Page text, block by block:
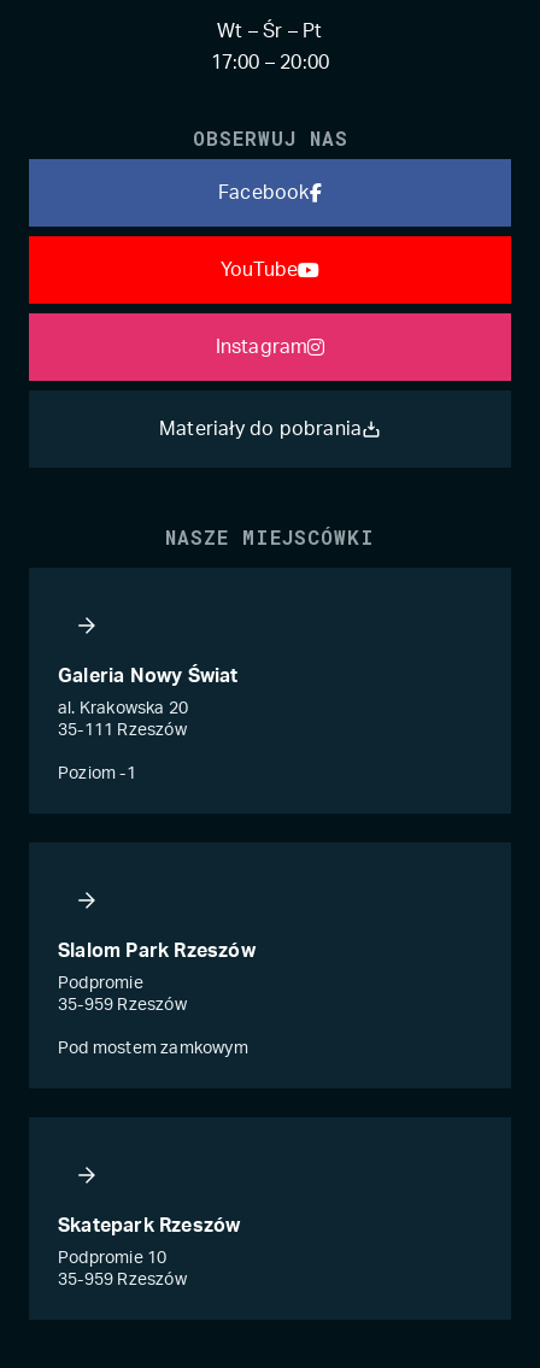
Wt – Śr – Pt
17:00 – 20:00
OBSERWUJ NAS
Facebook
YouTube
Instagram
Materiały do pobrania
NASZE MIEJSCÓWKI
Galeria Nowy Świat
al. Krakowska 20
35-111 Rzeszów
Poziom -1
Slalom Park Rzeszów
Podpromie
35-959 Rzeszów
Pod mostem zamkowym
Skatepark Rzeszów
Podpromie 10
35-959 Rzeszów